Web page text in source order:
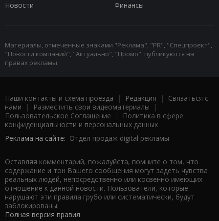
Новости
Финансы
Материалы, отмеченные знаками "Реклама", "PR", "Спецпроект",
"Новости компаний", "Актуально", "Промо", публикуются на
правах рекламы.
Наши контакты и схема проезда | Редакция | Связаться с
нами | Разместить свои видеоматериалы |
Пользовательское Соглашение |
Политика в сфере
конфиденциальности и персональных данных
Реклама на сайте: Отдел продаж digital рекламы
Оставляя комментарий, пожалуйста, помните о том, что
содержание и тон Вашего сообщения могут задеть чувства
реальных людей, непосредственно или косвенно имеющих
отношение к данной новости. Пользователи, которые
нарушают эти правила грубо или систематически, будут
заблокированы.
Полная версия правил